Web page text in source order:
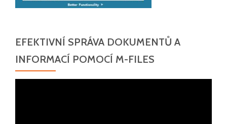
EFEKTIVNÍ SPRÁVA DOKUMENTŮ A
INFORMACÍ POMOCÍ M-FILES